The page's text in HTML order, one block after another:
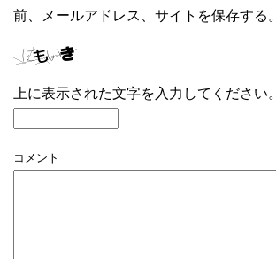
前、メールアドレス、サイトを保存する。
上に表示された文字を入力してください。
コメント